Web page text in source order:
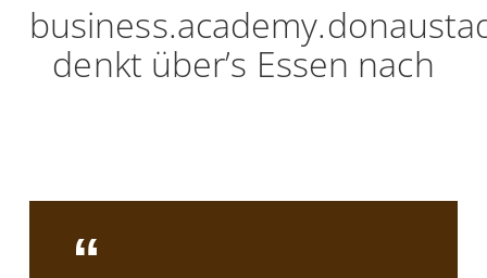
denkt über’s Essen nach